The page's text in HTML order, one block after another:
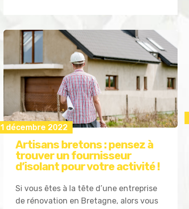
1 décembre 2022
Artisans bretons : pensez à
trouver un fournisseur
d’isolant pour votre activité !
Si vous êtes à la tête d’une entreprise
de rénovation en Bretagne, alors vous